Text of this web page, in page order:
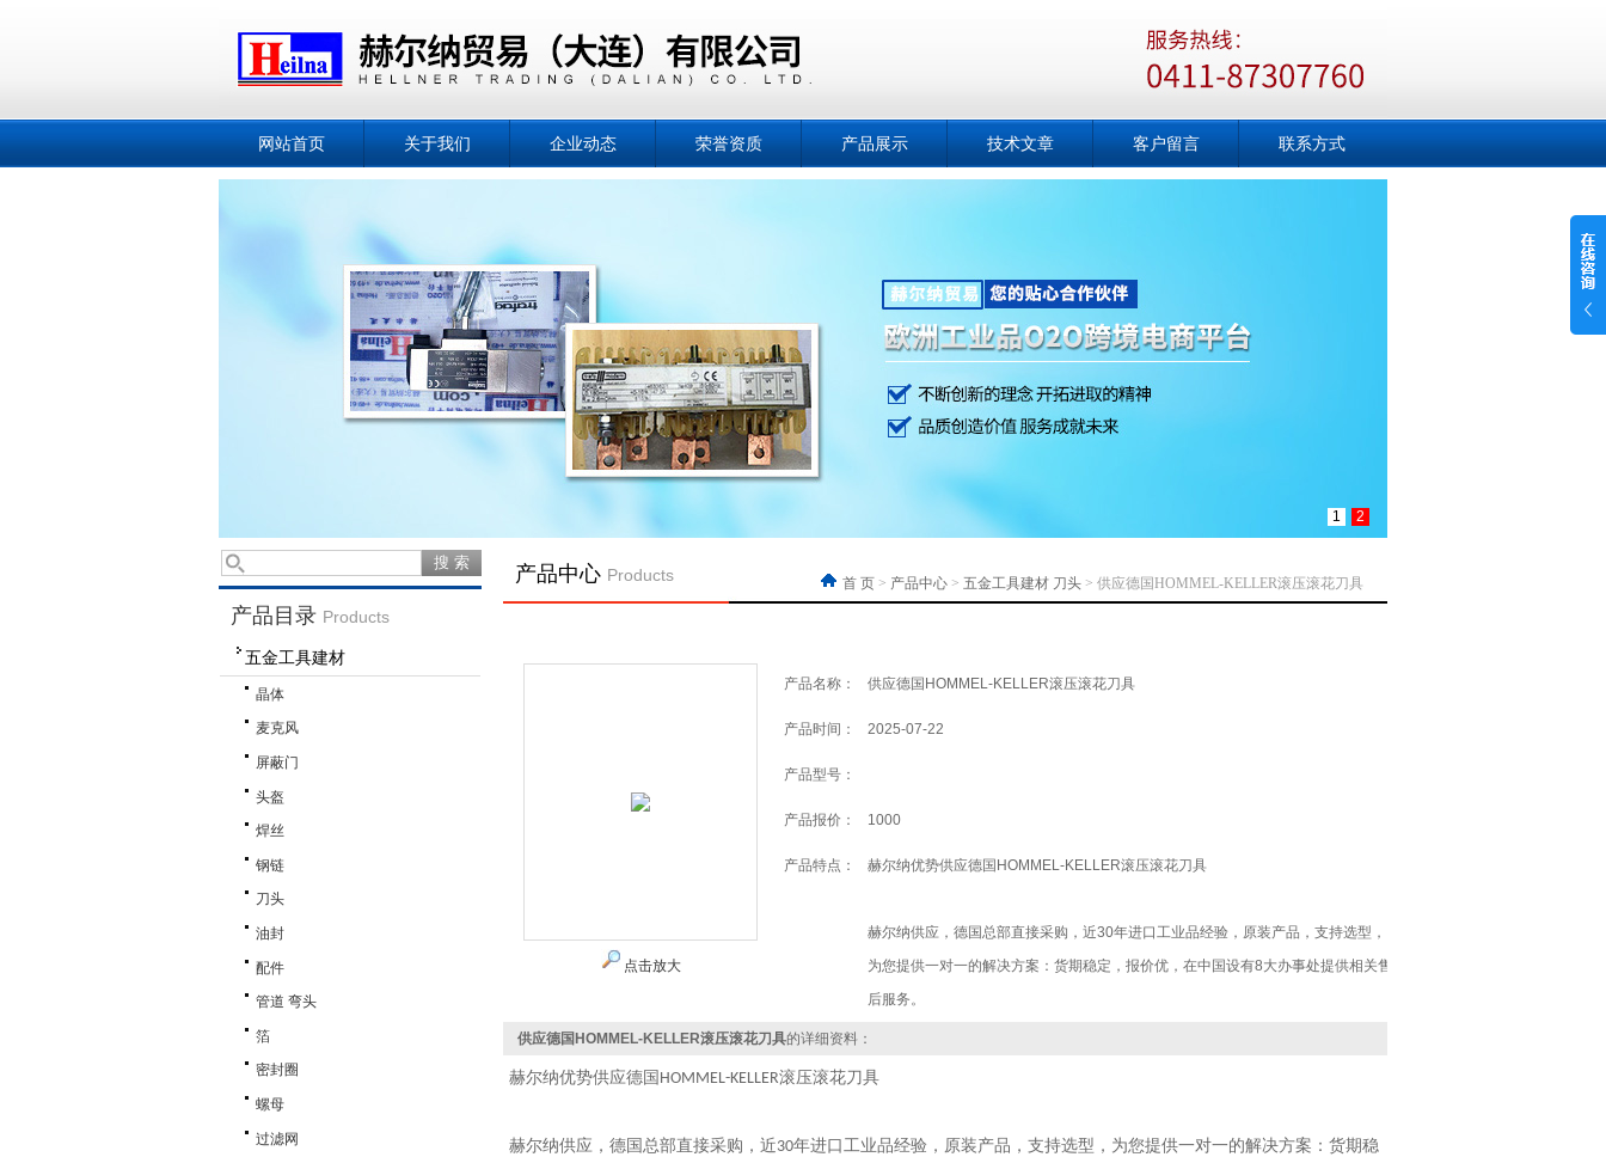
网站首页 关于我们 企业动态 荣誉资质 产品展示 技术文章 客户留言 联系方式
1 2
产品目录 Products
五金工具建材
晶体
麦克风
屏蔽门
头盔
焊丝
钢链
刀头
油封
配件
管道 弯头
箔
密封圈
螺母
过滤网
产品中心 Products 首 页 > 产品中心 > 五金工具建材 刀头 > 供应德国HOMMEL-KELLER滚压滚花刀具
点击放大
产品名称： 供应德国HOMMEL-KELLER滚压滚花刀具
产品时间： 2025-07-22
产品型号：
产品报价： 1000
产品特点： 赫尔纳优势供应德国HOMMEL-KELLER滚压滚花刀具
赫尔纳供应，德国总部直接采购，近30年进口工业品经验，原装产品，支持选型，
为您提供一对一的解决方案：货期稳定，报价优，在中国设有8大办事处提供相关售
后服务。
供应德国HOMMEL-KELLER滚压滚花刀具的详细资料：
赫尔纳优势供应德国 HOMMEL-KELLER滚压滚花刀具
赫尔纳供应，德国总部直接采购，近30年进口工业品经验，原装产品，支持选型，为您提供一对一的解决方案：货期稳